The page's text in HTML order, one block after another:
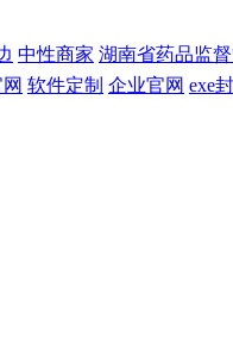
中性商家 湖南省药品监
软件定制 企业官网 exe